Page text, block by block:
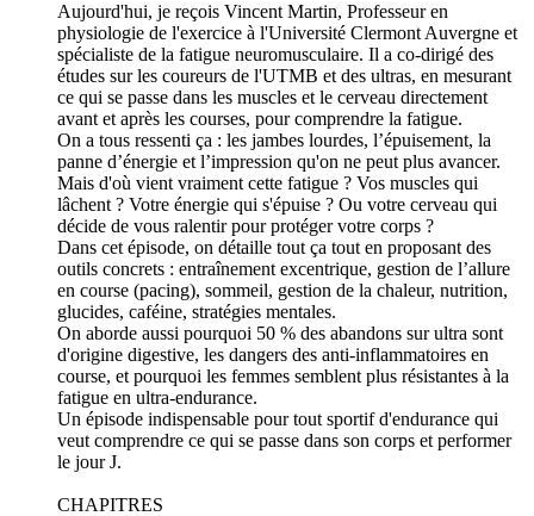
Aujourd'hui, je reçois Vincent Martin, Professeur en
physiologie de l'exercice à l'Université Clermont Auvergne et
spécialiste de la fatigue neuromusculaire. Il a co-dirigé des
études sur les coureurs de l'UTMB et des ultras, en mesurant
ce qui se passe dans les muscles et le cerveau directement
avant et après les courses, pour comprendre la fatigue.
On a tous ressenti ça : les jambes lourdes, l’épuisement, la
panne d’énergie et l’impression qu'on ne peut plus avancer.
Mais d'où vient vraiment cette fatigue ? Vos muscles qui
lâchent ? Votre énergie qui s'épuise ? Ou votre cerveau qui
décide de vous ralentir pour protéger votre corps ?
Dans cet épisode, on détaille tout ça tout en proposant des
outils concrets : entraînement excentrique, gestion de l’allure
en course (pacing), sommeil, gestion de la chaleur, nutrition,
glucides, caféine, stratégies mentales.
On aborde aussi pourquoi 50 % des abandons sur ultra sont
d'origine digestive, les dangers des anti-inflammatoires en
course, et pourquoi les femmes semblent plus résistantes à la
fatigue en ultra-endurance.
Un épisode indispensable pour tout sportif d'endurance qui
veut comprendre ce qui se passe dans son corps et performer
le jour J.
CHAPITRES